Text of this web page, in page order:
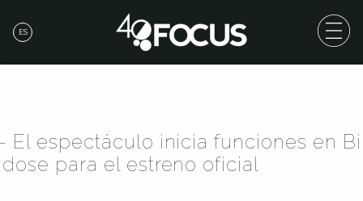
ES
El espectáculo inicia funciones en
para el estreno oficial